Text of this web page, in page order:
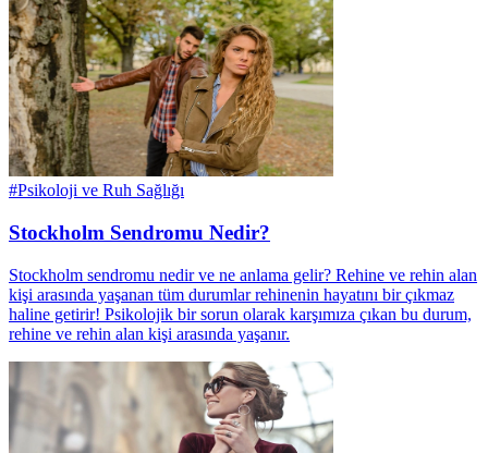
#Psikoloji ve Ruh Sağlığı
Stockholm Sendromu Nedir?
Stockholm sendromu nedir ve ne anlama gelir? Rehine ve rehin alan
kişi arasında yaşanan tüm durumlar rehinenin hayatını bir çıkmaz
haline getirir! Psikolojik bir sorun olarak karşımıza çıkan bu durum,
rehine ve rehin alan kişi arasında yaşanır.